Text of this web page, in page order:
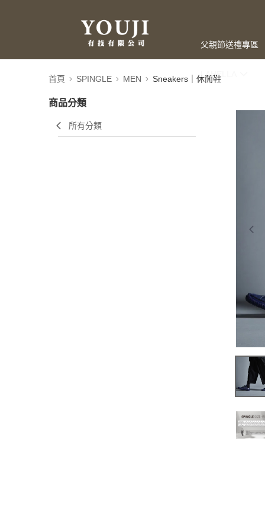
父親節送禮專區
LAHELLA
首頁 SPINGLE MEN Sneakers｜休閒鞋
商品分類
所有分類